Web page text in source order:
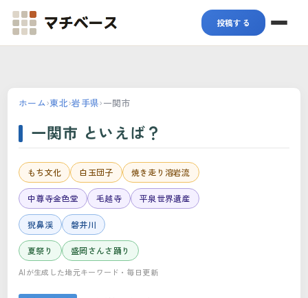
マチベース 投稿する
ホーム›東北›岩手県›一関市
一関市 といえば？
もち文化 白玉団子 焼き走り溶岩流
中尊寺金色堂 毛越寺 平泉世界遺産
猊鼻渓 磐井川
夏祭り 盛岡さんさ踊り
AIが生成した地元キーワード・毎日更新